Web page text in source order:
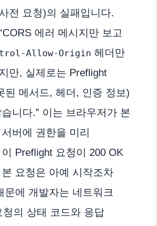
전 요청)의 실패입니다.
에러 메시지만 보고
Allow-Origin 헤더만
만, 실제로는 Preflight
된 메서드, 헤더, 인증 정보)
니다.” 이는 브라우저가 본
버에 권한을 미리
Preflight 요청이 200 OK
요청은 아예 시작조차
문에 개발자는 네트워크
의 상태 코드와 응답